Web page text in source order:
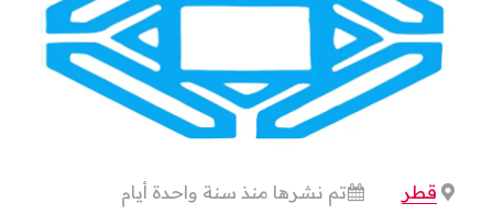
قطر
تم نشرها منذ سنة واحدة أيام